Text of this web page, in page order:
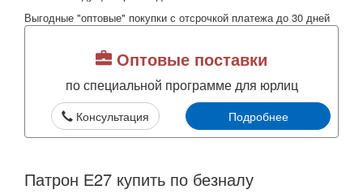
Выгодные "оптовые" покупки с отсрочкой платежа до 30 дней
Оптовые поставки
по специальной программе для юрлиц
Консультация Подробнее
Патрон Е27 купить по безналу